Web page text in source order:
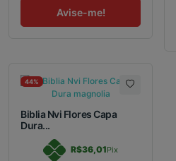
Avise-me!
44%
Biblia Nvi Flores Capa
Dura...
R$36,01Pix